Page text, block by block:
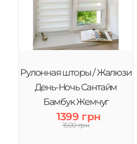
Рулонная шторы / Жалюзи
День-Ночь Сантайм
Бамбук Жемчуг
1399 грн
1500 грн